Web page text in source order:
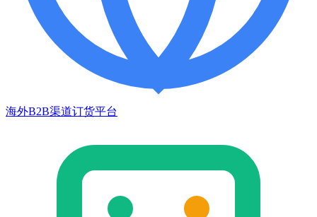
海外B2B渠道订货平台